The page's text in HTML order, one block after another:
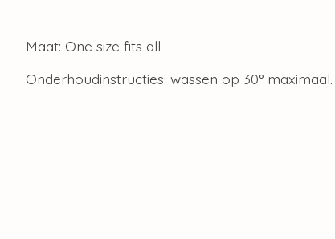
Maat: One size fits all
Onderhoudinstructies: wassen op 30° maximaal.